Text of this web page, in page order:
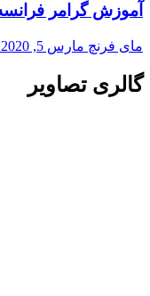
آموزش گرامر
مای فرنچ مارس 5, 2020
گالری تصاویر